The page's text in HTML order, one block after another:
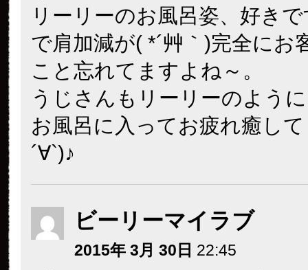
リーリーのお風呂姿、好き
で肩加減が( *´艸｀)完全にお
こと忘れてますよね～。
うじさんもリーリーのよう
お風呂に入ってお疲れ癒し
´∀`)♪
ビーリーマイラブ
2015年 3月 30日 22:45